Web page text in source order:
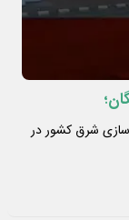
سازی شرق کشور در